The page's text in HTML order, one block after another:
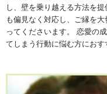
し、壁を乗り越える方法を
も偏見なく対応し、ご縁を
ってくださいます。 恋愛の
てしまう行動に悩む方にお